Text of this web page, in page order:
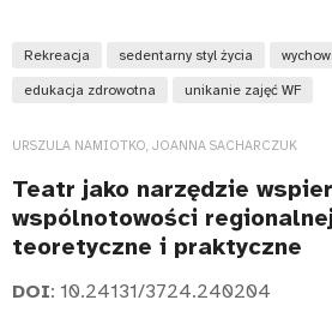
Rekreacja sedentarny styl życia
edukacja zdrowotna unikanie zajęć WF
URSZULA NAMIOTKO, JOANNA SACHARCZUK
Teatr jako narzędzie
wspólnotowości
teoretyczne i praktyczne
DOI: 10.24131/3724.240204